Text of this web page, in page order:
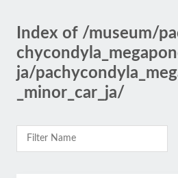
Index of /museum/
ja/
_minor_car_ja/